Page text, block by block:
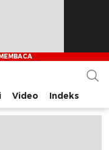
pembaca
Video Indeks